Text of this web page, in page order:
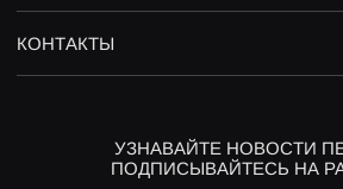
КОНТАКТЫ
УЗНАВАЙТЕ НОВОСТИ
ПОДПИСЫВАЙТЕСЬ НА